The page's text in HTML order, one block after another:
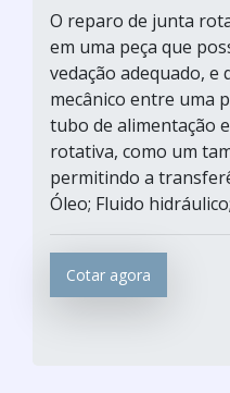
O reparo de junta
em uma peça que
vedação adequado, e
mecânico entre uma
tubo de alimentação
rotativa, como um
permitindo a
Óleo; Fluido
Cotar agora